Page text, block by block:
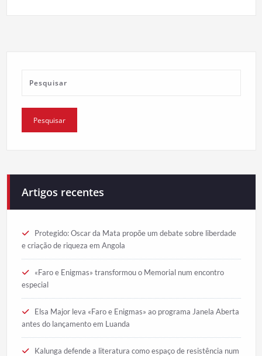
Artigos recentes
Protegido: Oscar da Mata propõe um debate sobre liberdade
e criação de riqueza em Angola
«Faro e Enigmas» transformou o Memorial num encontro
especial
Elsa Major leva «Faro e Enigmas» ao programa Janela Aberta
antes do lançamento em Luanda
Kalunga defende a literatura como espaço de resistência num